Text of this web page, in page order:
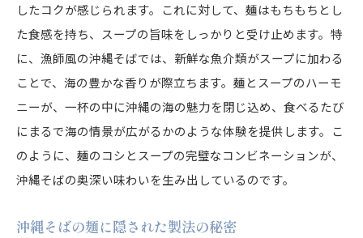
したコクが感じられます。これに対して、麺はもちもちとし
た食感を持ち、スープの旨味をしっかりと受け止めます。特
に、漁師風の沖縄そばでは、新鮮な魚介類がスープに加わる
ことで、海の豊かな香りが際立ちます。麺とスープのハーモ
ニーが、一杯の中に沖縄の海の魅力を閉じ込め、食べるたび
にまるで海の情景が広がるかのような体験を提供します。こ
のように、麺のコシとスープの完璧なコンビネーションが、
沖縄そばの奥深い味わいを生み出しているのです。
沖縄そばの麺に隠された製法の秘密